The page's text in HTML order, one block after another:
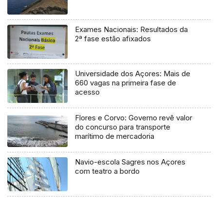
Exames Nacionais: Resultados da
2ª fase estão afixados
Universidade dos Açores: Mais de
660 vagas na primeira fase de
acesso
Flores e Corvo: Governo revê valor
do concurso para transporte
marítimo de mercadoria
Navio-escola Sagres nos Açores
com teatro a bordo